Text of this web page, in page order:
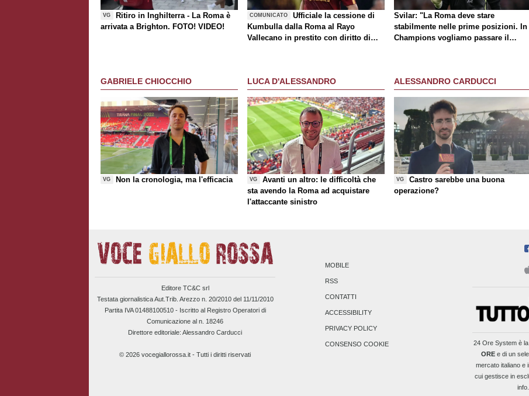
VG
Ritiro in Inghilterra - La Roma è
arrivata a Brighton. FOTO! VIDEO!
COMUNICATO
Ufficiale la cessione di
Kumbulla dalla Roma al Rayo
Vallecano in prestito con diritto di
Svilar: "La Roma deve stare
stabilmente nelle prime posizioni. In
Champions vogliamo passare il
GABRIELE CHIOCCHIO
VG Non la cronologia, ma l'efficacia
LUCA D'ALESSANDRO
VG
Avanti un altro: le difficoltà che
sta avendo la Roma ad acquistare
l'attaccante sinistro
ALESSANDRO CARDUCCI
VG
Castro sarebbe una buona
operazione?
Editore TC&C srl
Testata giornalistica Aut.Trib. Arezzo n. 20/2010 del 11/11/2010
Partita IVA 01488100510 - Iscritto al Registro Operatori di
Comunicazione al n. 18246
Direttore editoriale: Alessandro Carducci
© 2026 vocegiallorossa.it - Tutti i diritti riservati
MOBILE
RSS
CONTATTI
ACCESSIBILITY
PRIVACY POLICY
CONSENSO COOKIE 24 Ore Systemè la
OREe di un
mercato italiano e
cui gestisce in